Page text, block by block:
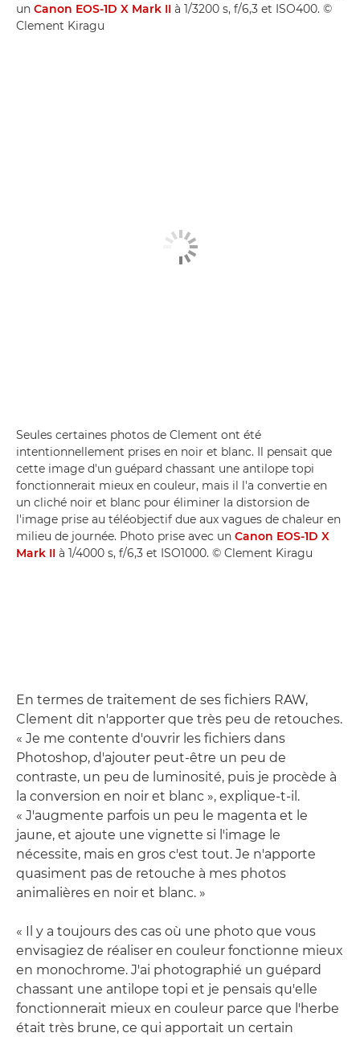
un Canon EOS-1D X Mark II à 1/3200 s, f/6,3 et ISO400. ©
Clement Kiragu
Seules certaines photos de Clement ont été
intentionnellement prises en noir et blanc. Il pensait que
cette image d'un guépard chassant une antilope topi
fonctionnerait mieux en couleur, mais il l'a convertie en
un cliché noir et blanc pour éliminer la distorsion de
l'image prise au téléobjectif due aux vagues de chaleur en
milieu de journée. Photo prise avec un Canon EOS-1D X
Mark II à 1/4000 s, f/6,3 et ISO1000. © Clement Kiragu
En termes de traitement de ses fichiers RAW,
Clement dit n'apporter que très peu de retouches.
« Je me contente d'ouvrir les fichiers dans
Photoshop, d'ajouter peut-être un peu de
contraste, un peu de luminosité, puis je procède à
la conversion en noir et blanc », explique-t-il.
« J'augmente parfois un peu le magenta et le
jaune, et ajoute une vignette si l'image le
nécessite, mais en gros c'est tout. Je n'apporte
quasiment pas de retouche à mes photos
animalières en noir et blanc. »
« Il y a toujours des cas où une photo que vous
envisagiez de réaliser en couleur fonctionne mieux
en monochrome. J'ai photographié un guépard
chassant une antilope topi et je pensais qu'elle
fonctionnerait mieux en couleur parce que l'herbe
était très brune, ce qui apportait un certain